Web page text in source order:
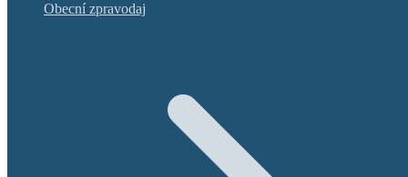
Obecní zpravodaj